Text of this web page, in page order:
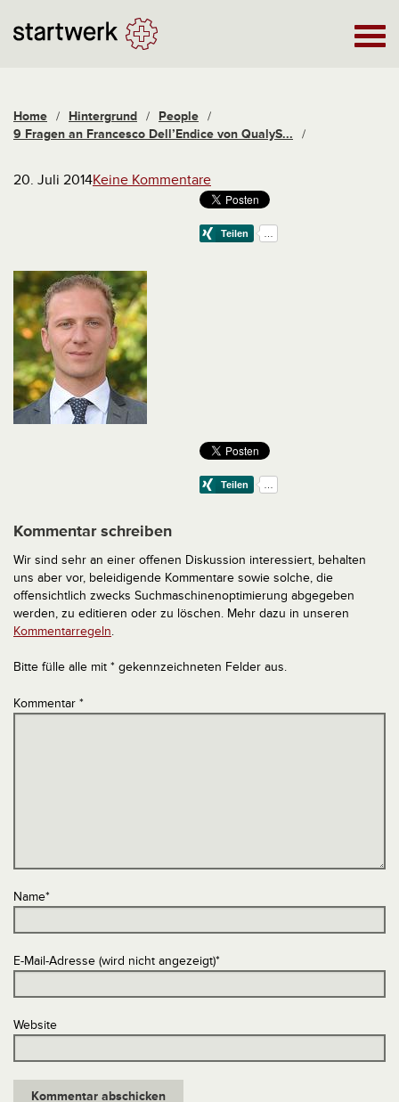
Home / Hintergrund / People /
9 Fragen an Francesco Dell’Endice von QualyS...
/
20. Juli 2014Keine Kommentare
Kommentar schreiben
Wir sind sehr an einer offenen Diskussion interessiert, behalten
uns aber vor, beleidigende Kommentare sowie solche, die
offensichtlich zwecks Suchmaschinenoptimierung abgegeben
werden, zu editieren oder zu löschen. Mehr dazu in unseren
Kommentarregeln.
Bitte fülle alle mit * gekennzeichneten Felder aus.
Kommentar *
Name*
E-Mail-Adresse (wird nicht angezeigt)*
Website